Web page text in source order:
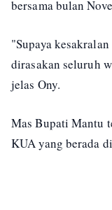
bersama bulan
"Supaya
dirasakan seluruh
jelas Ony.
Mas Bupati Mantu
KUA yang berada